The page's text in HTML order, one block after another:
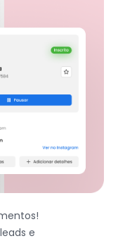
e